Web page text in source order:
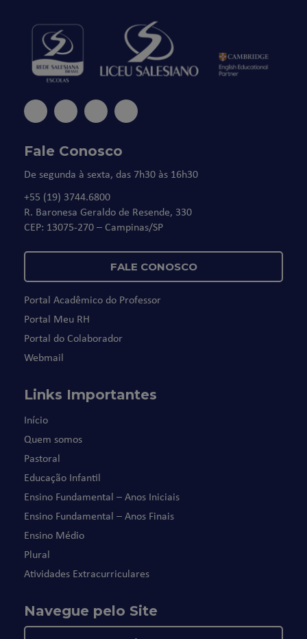
Fale Conosco
De segunda à sexta, das 7h30 às 16h30
+55 (19) 3744.6800
R. Baronesa Geraldo de Resende, 330
CEP: 13075-270 – Campinas/SP
FALE CONOSCO
Portal Acadêmico do Professor
Portal Meu RH
Portal do Colaborador
Webmail
Links Importantes
Início
Quem somos
Pastoral
Educação Infantil
Ensino Fundamental – Anos Iniciais
Ensino Fundamental – Anos Finais
Ensino Médio
Plural
Atividades Extracurriculares
Navegue pelo Site